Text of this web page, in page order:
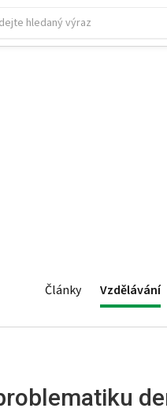
Články Vzdělávání